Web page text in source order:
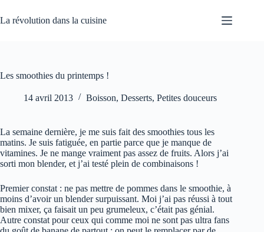
au
contenu
La révolution dans la cuisine
Les smoothies du printemps !
14 avril 2013 Boisson, Desserts, Petites douceurs
La semaine dernière, je me suis fait des smoothies tous les
matins. Je suis fatiguée, en partie parce que je manque de
vitamines. Je ne mange vraiment pas assez de fruits. Alors j’ai
sorti mon blender, et j’ai testé plein de combinaisons !
Premier constat : ne pas mettre de pommes dans le smoothie, à
moins d’avoir un blender surpuissant. Moi j’ai pas réussi à tout
bien mixer, ça faisait un peu grumeleux, c’était pas génial.
Autre constat pour ceux qui comme moi ne sont pas ultra fans